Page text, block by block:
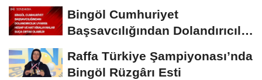
Bingöl Cumhuriyet
Başsavcılığından Dolandırıcılık
Raffa Türkiye Şampiyonası’nda
Bingöl Rüzgârı Esti